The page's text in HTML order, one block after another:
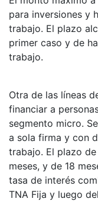
para inversiones y
trabajo. El plazo
primer caso y de
trabajo.
Otra de las líneas
financiar a
segmento micro.
a sola firma y con
trabajo. El plazo
meses, y de 18
tasa de interés
TNA Fija y luego